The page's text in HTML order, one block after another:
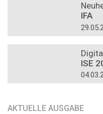
IFA
ISE
AKTUELLE AUSGABE